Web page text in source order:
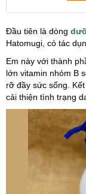
Đầu tiên là dòng
Hatomugi, có tác
Em này với thành
lớn vitamin nhóm B
rỡ đầy sức sống.
cải thiện tình trạng